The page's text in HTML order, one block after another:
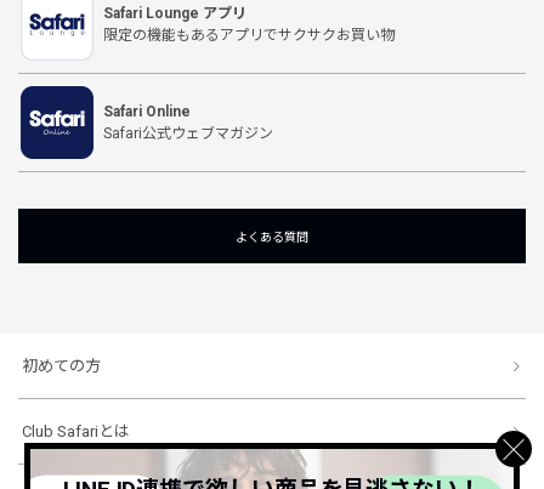
Safari Lounge アプリ
限定の機能もあるアプリでサクサクお買い物
Safari Online
Safari公式ウェブマガジン
よくある質問
初めての方
Club Safariとは